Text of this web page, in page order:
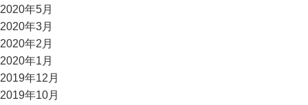
2020年5月
2020年3月
2020年2月
2020年1月
2019年12月
2019年10月